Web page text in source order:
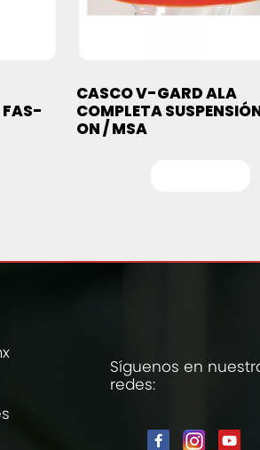
FAS-
CASCO V-GARD ALA
COMPLETA
ON / MSA
Síguenos en
redes: